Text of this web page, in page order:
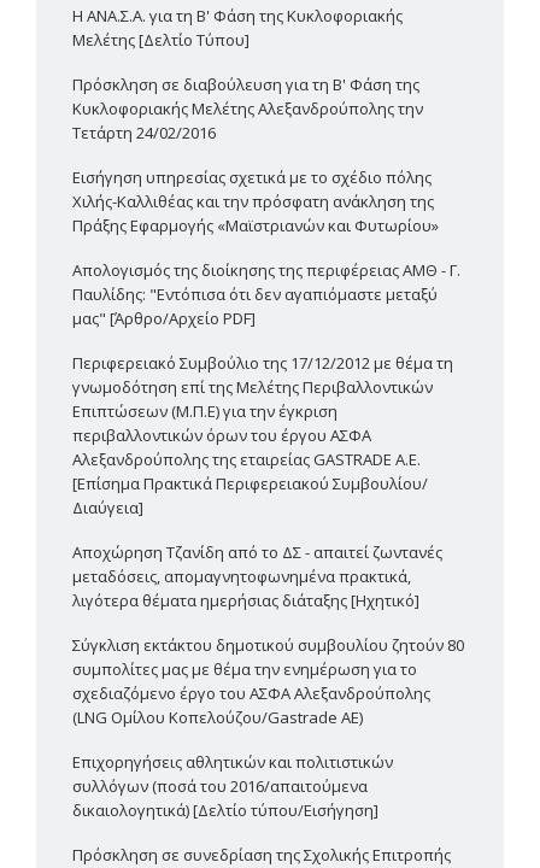
Η ΑΝΑ.Σ.Α. για τη Β' Φάση της Κυκλοφοριακής
Μελέτης [Δελτίο Τύπου]
Πρόσκληση σε διαβούλευση για τη Β' Φάση της
Κυκλοφοριακής Μελέτης Αλεξανδρούπολης την
Τετάρτη 24/02/2016
Εισήγηση υπηρεσίας σχετικά με το σχέδιο πόλης
Χιλής-Καλλιθέας και την πρόσφατη ανάκληση της
Πράξης Εφαρμογής «Μαϊστριανών και Φυτωρίου»
Απολογισμός της διοίκησης της περιφέρειας ΑΜΘ - Γ.
Παυλίδης: "Εντόπισα ότι δεν αγαπιόμαστε μεταξύ
μας" [Άρθρο/Αρχείο PDF]
Περιφερειακό Συμβούλιο της 17/12/2012 με θέμα τη
γνωμοδότηση επί της Μελέτης Περιβαλλοντικών
Επιπτώσεων (Μ.Π.Ε) για την έγκριση
περιβαλλοντικών όρων του έργου ΑΣΦΑ
Αλεξανδρούπολης της εταιρείας GASTRADE Α.Ε.
[Επίσημα Πρακτικά Περιφερειακού Συμβουλίου/
Διαύγεια]
Αποχώρηση Τζανίδη από το ΔΣ - απαιτεί ζωντανές
μεταδόσεις, απομαγνητοφωνημένα πρακτικά,
λιγότερα θέματα ημερήσιας διάταξης [Ηχητικό]
Σύγκλιση εκτάκτου δημοτικού συμβουλίου ζητούν 80
συμπολίτες μας με θέμα την ενημέρωση για το
σχεδιαζόμενο έργο του ΑΣΦΑ Αλεξανδρούπολης
(LNG Ομίλου Κοπελούζου/Gastrade AE)
Επιχορηγήσεις αθλητικών και πολιτιστικών
συλλόγων (ποσά του 2016/απαιτούμενα
δικαιολογητικά) [Δελτίο τύπου/Εισήγηση]
Πρόσκληση σε συνεδρίαση της Σχολικής Επιτροπής